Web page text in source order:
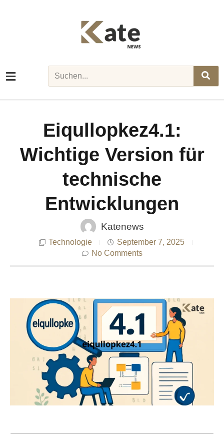
Eiqullopkez4.1:
Wichtige Version für
technische
Entwicklungen
Katenews
Technologie
September 7, 2025
No Comments